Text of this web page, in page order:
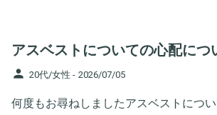
アスベストについての心配につ
person 20代/女性 - 2026/07/05
何度もお尋ねしましたアスベストにつ